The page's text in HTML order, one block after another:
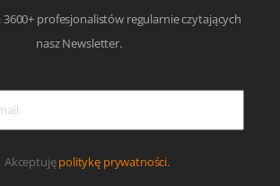
3600+ profesjonalistów regularnie czytających
nasz Newsletter.
Akceptujępolitykę prywatności.